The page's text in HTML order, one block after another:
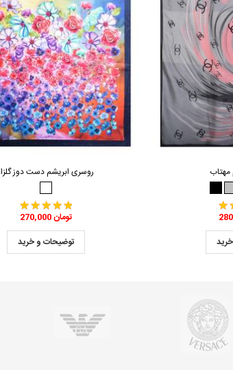
روسری ابریشم دست دوز
270,000 تومان
توضیحات و خرید